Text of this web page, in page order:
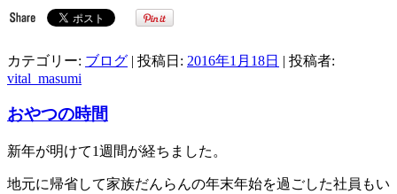
カテゴリー: ブログ | 投稿日: 2016年1月18日 | 投稿者:
vital_masumi
おやつの時間
新年が明けて1週間が経ちました。
地元に帰省して家族だんらんの年末年始を過ごした社員もい